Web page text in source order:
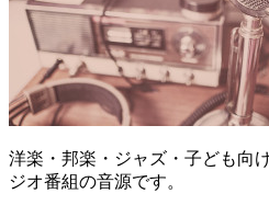
洋楽・邦楽・ジャズ・子ども向
ジオ番組の音源です。